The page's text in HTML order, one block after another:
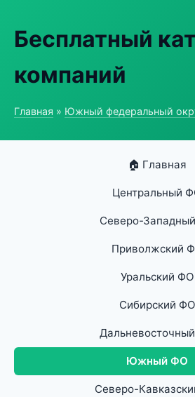
Бесплатный
компаний
Главная » Южный федеральный
🏠 Главная
Центральный
Северо-
Приволжский
Уральский ФО
Сибирский ФО
Южный ФО
Северо-